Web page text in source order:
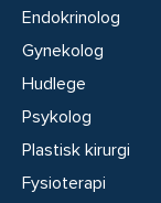
Endokrinolog
Gynekolog
Hudlege
Psykolog
Plastisk kirurgi
Fysioterapi